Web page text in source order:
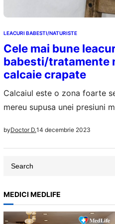
LEACURI BABESTI/NATURISTE
Cele mai bune
babesti/tratamente
calcaie crapate
Calcaiul este o zona foarte
mereu supusa unei presiuni
tratata si ingrijita asa cum
poate crapa usor, se usuca,
si infectii. Calcaiele crapate
byDoctor D.14 decembrie 2023
a
r
c
MEDICI MEDLIFE